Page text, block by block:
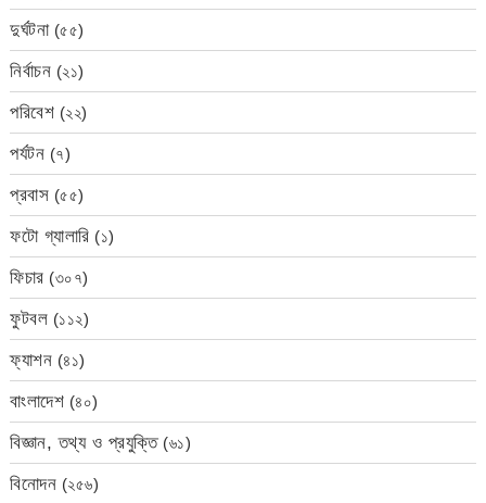
দুর্ঘটনা(৫৫)
নির্বাচন (২১)
পরিবেশ (২২)
পর্যটন (৭)
প্রবাস (৫৫)
ফটো গ্যালারি (১)
ফিচার (৩০৭)
ফুটবল (১১২)
ফ্যাশন (৪১)
বাংলাদেশ (৪০)
বিজ্ঞান, তথ্য ও প্রযুক্তি(৬১)
বিনোদন (২৫৬)